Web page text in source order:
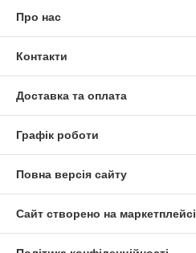
Про нас
Контакти
Доставка та оплата
Графік роботи
Повна версія сайту
Сайт створено на маркетплейсі